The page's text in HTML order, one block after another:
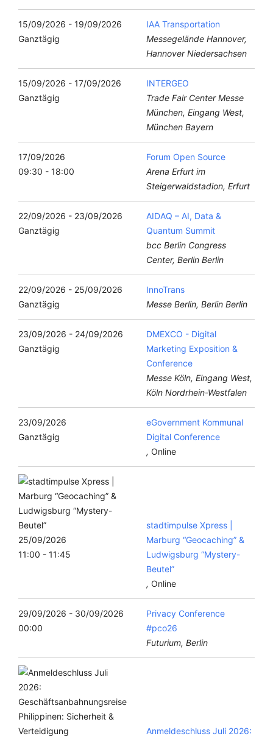
15/09/2026 - 19/09/2026
Ganztägig
IAA Transportation
Messegelände Hannover,
Hannover Niedersachsen
15/09/2026 - 17/09/2026
Ganztägig
INTERGEO
Trade Fair Center Messe
München, Eingang West,
München Bayern
17/09/2026
09:30 - 18:00
Forum Open Source
Arena Erfurt im
Steigerwaldstadion, Erfurt
22/09/2026 - 23/09/2026
Ganztägig
AIDAQ – AI, Data &
Quantum Summit
bcc Berlin Congress
Center, Berlin Berlin
22/09/2026 - 25/09/2026
Ganztägig
InnoTrans
Messe Berlin, Berlin Berlin
23/09/2026 - 24/09/2026
Ganztägig
DMEXCO - Digital
Marketing Exposition &
Conference
Messe Köln, Eingang West,
Köln Nordrhein-Westfalen
23/09/2026
Ganztägig
eGovernment Kommunal
Digital Conference
, Online
25/09/2026
11:00 - 11:45
stadtimpulse Xpress |
Marburg “Geocaching” &
Ludwigsburg “Mystery-
Beutel”
, Online
29/09/2026 - 30/09/2026
00:00
Privacy Conference
#pco26
Futurium, Berlin
Anmeldeschluss Juli 2026: